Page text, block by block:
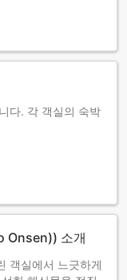
다. 각 객실의 숙박
Onsen)) 소개
객실에서 느긋하게